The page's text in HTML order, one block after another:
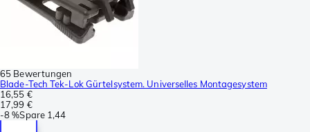
65 Bewertungen
Blade-Tech Tek-Lok Gürtelsystem. Universelles Montagesystem
16,55 €
17,99 €
-8 %Spare 1,44